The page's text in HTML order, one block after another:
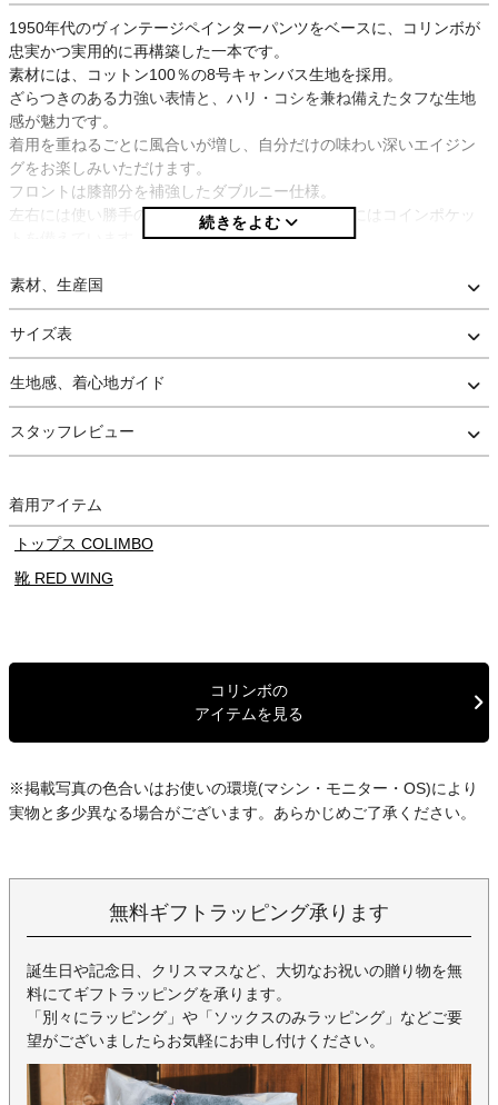
1950年代のヴィンテージペインターパンツをベースに、コリンボが
忠実かつ実用的に再構築した一本です。
素材には、コットン100％の8号キャンバス生地を採用。
ざらつきのある力強い表情と、ハリ・コシを兼ね備えたタフな生地
感が魅力です。
着用を重ねるごとに風合いが増し、自分だけの味わい深いエイジン
グをお楽しみいただけます。
フロントは膝部分を補強したダブルニー仕様。
左右には使い勝手の良いポケットを配置し、左側にはコインポケッ
トを備えています。
さらに右ヒップポケット下にはツールポケットを2つ、左ヒップポケ
ット脇にはハンマーループ、その下にはツールポケットを1つ備える
など、ペインターパンツならではの実用的なディテールが随所に盛
り込まれています。
フロント開閉はファスナー仕様で、ジッパーにはヴィンテージワー
トップボタンには黒塗りの鉄製タックボタンを使用し、「COLIMBO
分の縫製にはトリプルステッチを採用。
ファスナー下やダブルニー部分、ヒップポケット上をUFOリベット
で補強するなどタフな仕様です。
着こなしに取り入れやすいシルエットに仕上げられているのも魅
※当店で裾上げを行う場合は、オリジナルの仕様に近いシングルス
素材、生産国
サイズ表
生地感、着心地ガイド
スタッフレビュー
着用アイテム
トップス COLIMBO
靴 RED WING
コリンボの
アイテムを見る
※掲載写真の色合いはお使いの環境(マシン・モニター・OS)により
実物と多少異なる場合がございます。あらかじめご了承ください。
無料ギフトラッピング承ります
誕生日や記念日、クリスマスなど、大切なお祝いの贈り物を無
料にてギフトラッピングを承ります。
「別々にラッピング」や「ソックスのみラッピング」などご要
望がございましたらお気軽にお申し付けください。